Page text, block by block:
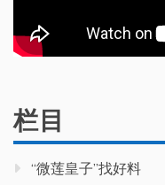
栏目
“微莲皇子”找好料